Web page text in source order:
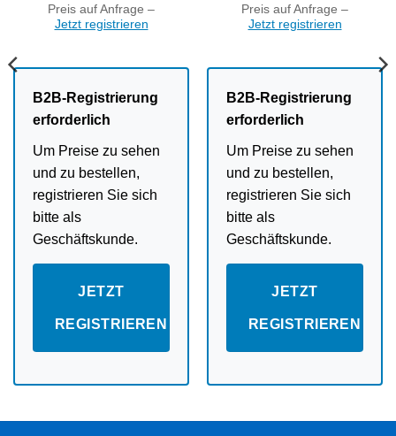
Preis auf Anfrage –
Jetzt registrieren
B2B-Registrierung
erforderlich
Um Preise zu sehen
und zu bestellen,
registrieren Sie sich
bitte als
Geschäftskunde.
JETZT
REGISTRIEREN
Preis auf Anfrage –
Jetzt registrieren
B2B-Registrierung
erforderlich
Um Preise zu sehen
und zu bestellen,
registrieren Sie sich
bitte als
Geschäftskunde.
JETZT
REGISTRIEREN